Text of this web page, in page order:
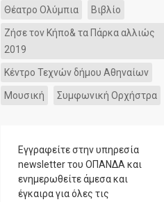
Θέατρο Ολύμπια Βιβλίο
Ζήσε τον Κήπο& τα Πάρκα αλλιώς
2019
Κέντρο Τεχνών δήμου Αθηναίων
Μουσική Συμφωνική Ορχήστρα
Εγγραφείτε στην υπηρεσία
newsletter του ΟΠΑΝΔΑ και
ενημερωθείτε άμεσα και
έγκαιρα για όλες τις